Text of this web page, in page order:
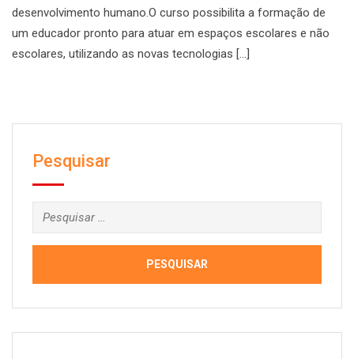
desenvolvimento humano.O curso possibilita a formação de
um educador pronto para atuar em espaços escolares e não
escolares, utilizando as novas tecnologias [...]
Pesquisar
Pesquisar
por: